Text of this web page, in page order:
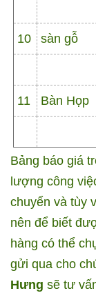
10 sàn gỗ
11 Bàn Họp
Bảng báo giá
lượng công
chuyển và tùy
nên để biết
hàng có thể
gửi qua cho
Hưng sẽ tư